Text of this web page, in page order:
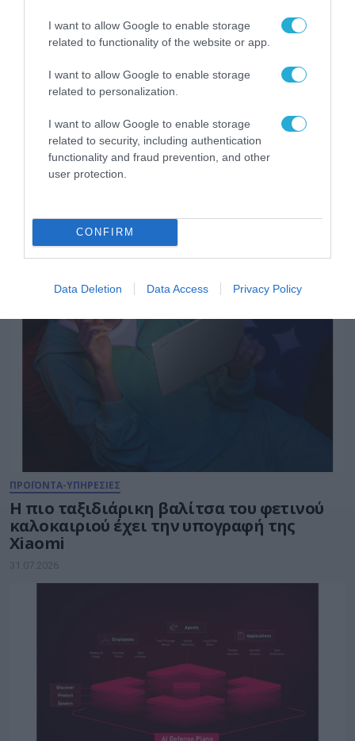
I want to allow Google to enable storage
related to functionality of the website or app.
I want to allow Google to enable storage
related to personalization.
I want to allow Google to enable storage
related to security, including authentication
functionality and fraud prevention, and other
user protection.
CONFIRM
Data Deletion Data Access Privacy Policy
ΠΡΟΪΟΝΤΑ-ΥΠΗΡΕΣΙΕΣ
ΠΡΟΪΟΝΤΑ-ΥΠΗΡΕΣΙΕΣ
Η πιο ταξιδιάρικη βαλίτσα του φετινού
καλοκαιριού έχει την υπογραφή της
Xiaomi
31.07.2026